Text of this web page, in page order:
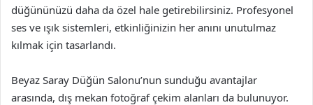
düğününüzü daha da özel hale getirebilirsiniz. Profesyonel
ses ve ışık sistemleri, etkinliğinizin her anını unutulmaz
kılmak için tasarlandı.
Beyaz Saray Düğün Salonu’nun sunduğu avantajlar
arasında, dış mekan fotoğraf çekim alanları da bulunuyor.